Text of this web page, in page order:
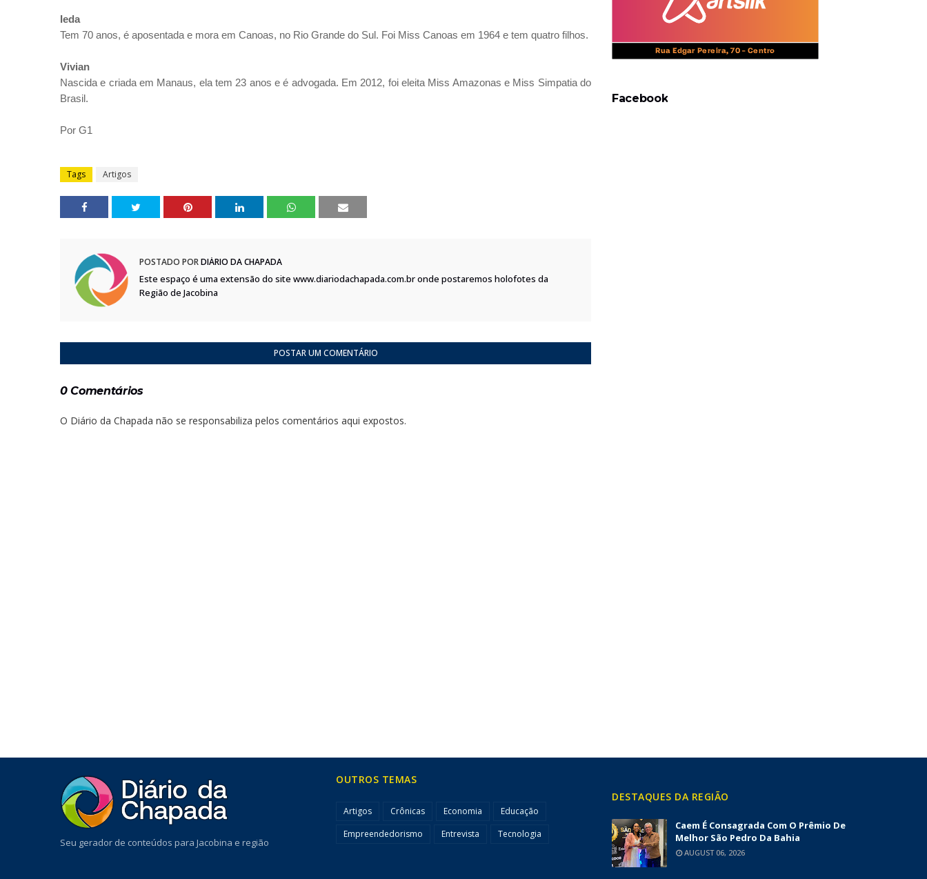
Ieda
Tem 70 anos, é aposentada e mora em Canoas, no Rio Grande do Sul. Foi Miss Canoas em 1964 e tem quatro filhos.
Vivian
Nascida e criada em Manaus, ela tem 23 anos e é advogada. Em 2012, foi eleita Miss Amazonas e Miss Simpatia do
Brasil.
Por G1
Tags Artigos
POSTADO PORDIÁRIO DA CHAPADA
Este espaço é uma extensão do site www.diariodachapada.com.br onde postaremos holofotes da
Região de Jacobina
POSTAR UM COMENTÁRIO
0 Comentários
O Diário da Chapada não se responsabiliza pelos comentários aqui expostos.
Facebook
Seu gerador de conteúdos para Jacobina e região
OUTROS TEMAS
Artigos Crônicas Economia
Educação
Empreendedorismo
Entrevista Tecnologia
DESTAQUES DA REGIÃO
Caem É Consagrada Com O Prêmio De
Melhor São Pedro Da Bahia
AUGUST 06, 2026